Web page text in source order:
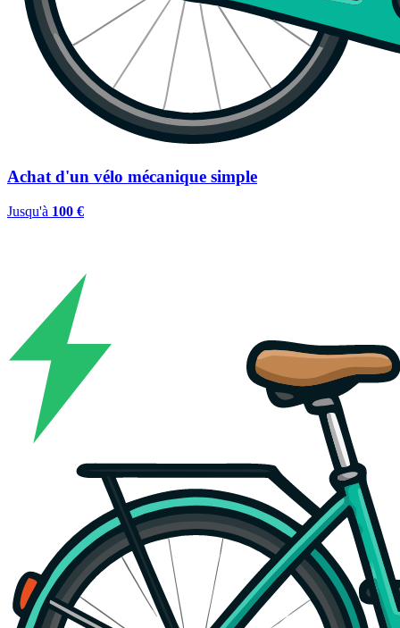
Achat d'un vélo mécanique simple
Jusqu'à 100 €